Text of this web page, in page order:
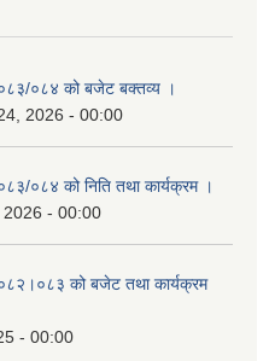
०८४ को बजेट बक्तव्य ।
2026 - 00:00
०८४ को निति तथा कार्यक्रम ।
2026 - 00:00
को बजेट तथा कार्यक्रम
- 00:00